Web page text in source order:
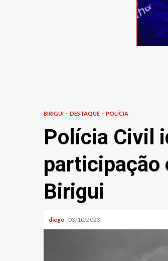
BIRIGUI DESTAQUE POLÍCIA
Polícia Civil
participação
Birigui
diego 03/10/2023